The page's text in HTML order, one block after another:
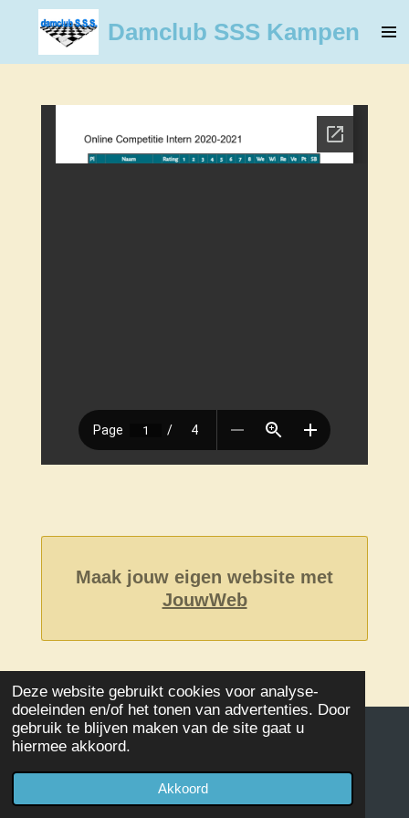
Deze website gebruikt cookies voor analyse-
doeleinden en/of het tonen van advertenties. Door
gebruik te blijven maken van de site gaat u
hiermee akkoord.
Akkoord
naar
hoofdinhoud
Damclub SSS Kampen
Maak jouw eigen website met
JouwWeb
Powered byJouwWeb